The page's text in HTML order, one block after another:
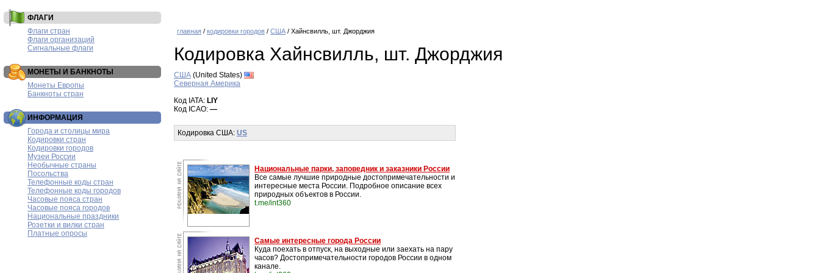
ФЛАГИ
Флаги стран
Флаги организаций
Сигнальные флаги
МОНЕТЫ И БАНКНОТЫ
Монеты Европы
Банкноты стран
ИНФОРМАЦИЯ
Города и столицы мира
Кодировки стран
Кодировки городов
Музеи России
Необычные страны
Посольства
Телефонные коды стран
Телефонные коды городов
Часовые пояса стран
Часовые пояса городов
Национальные праздники
Розетки и вилки стран
Платные опросы
главная / кодировки городов / США / Хайнсвилль, шт. Джорджия
Кодировка Хайнсвилль, шт. Джорджия
США (United States)
Северная Америка
Код IATA: LIY
Код ICAO: —
Кодировка США: US
Национальные парки, заповедник и заказники России
Все самые лучшие природные достопримечательности и
интересные места России. Подробное описание всех
природных объектов в России.
t.me/int360
Самые интересные города России
Куда поехать в отпуск, на выходные или заехать на пару
часов? Достопримечательности городов России в одном
канале.